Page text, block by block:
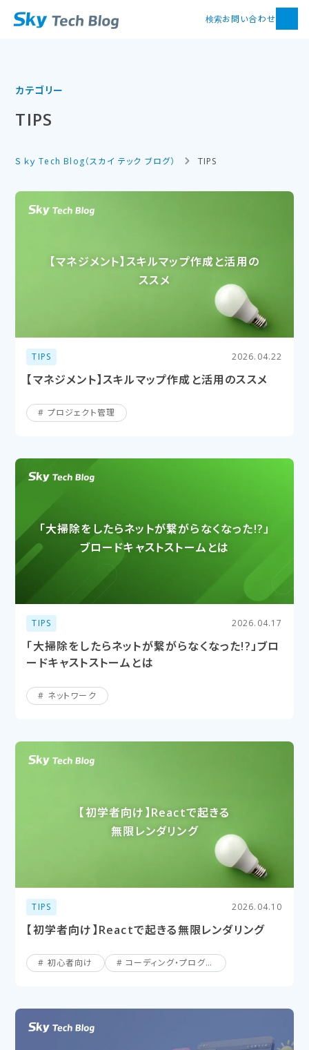
検索お問い合わせ
カテゴリー
TIPS
Ｓｋｙ Tech Blog（スカイ テック ブログ） TIPS
【マネジメント】スキルマップ作成と​活用の​
ススメ
TIPS 2026.04.22
【マネジメント】スキルマップ作成と活用のススメ
プロジェクト管理
「大掃除を​したら​ネットが​繋がらなくなった​!?」​
ブロードキャストストームとは
TIPS 2026.04.17
「大掃除をしたらネットが繋がらなくなった!?」ブロ
ードキャストストームとは
ネットワーク
【初学者向け】Reactで​起きる​
無限レンダリング
TIPS 2026.04.10
【初学者向け】Reactで起きる無限レンダリング
初心者向け コーディング・プログラミング